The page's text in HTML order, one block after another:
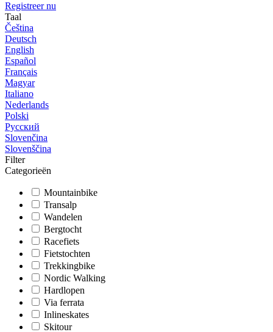
Registreer nu
Taal
Čeština
Deutsch
English
Español
Français
Magyar
Italiano
Nederlands
Polski
Русский
Slovenčina
Slovenščina
Filter
Categorieën
Mountainbike
Transalp
Wandelen
Bergtocht
Racefiets
Fietstochten
Trekkingbike
Nordic Walking
Hardlopen
Via ferrata
Inlineskates
Skitour